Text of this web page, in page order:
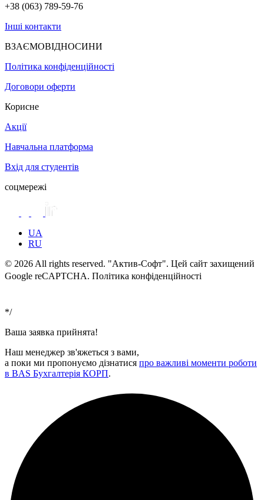
+38 (063) 789-59-76
Інші контакти
ВЗАЄМОВІДНОСИНИ
Політика конфіденційності
Договори оферти
Корисне
Акції
Навчальна платформа
Вхід для студентів
соцмережі
UA
RU
© 2026 All rights reserved. "Актив-Софт". Цей сайт захищений
Google reCAPTCHA. Політика конфіденційності
*/
Ваша заявка прийнята!
Наш менеджер зв'яжеться з вами,
а поки ми пропонуємо дізнатися про важливі моменти роботи
в BAS Бухгалтерія КОРП.